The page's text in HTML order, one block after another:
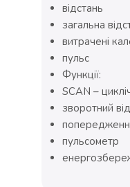
відстань
загальна
витрачені
пульс
Функції:
SCAN –
зворотний
пульсометр